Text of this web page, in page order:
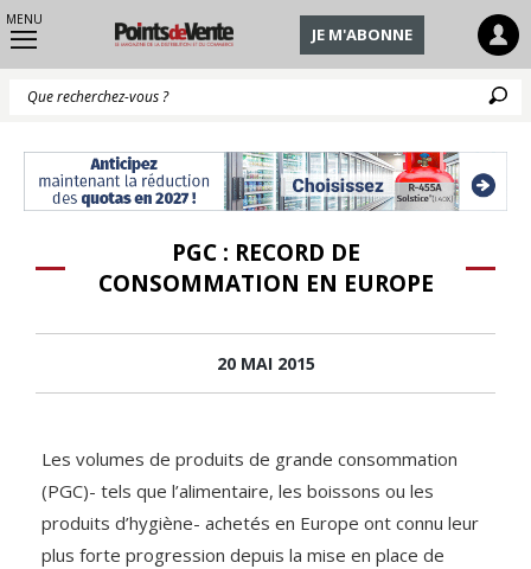
MENU
JE M'ABONNE
PGC : RECORD DE
CONSOMMATION EN EUROPE
20 MAI 2015
Les volumes de produits de grande consommation
(PGC)- tels que l’alimentaire, les boissons ou les
produits d’hygiène- achetés en Europe ont connu leur
plus forte progression depuis la mise en place de